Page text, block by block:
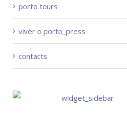
porto tours
viver o porto_press
contacts